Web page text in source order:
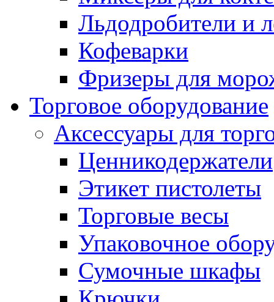
Льдодробители и
Кофеварки
Фризеры для
Торговое оборудование
Аксессуары для
Ценникодержатели
Этикет пистолеты
Торговые весы
Упаковочное
Сумочные шкафы